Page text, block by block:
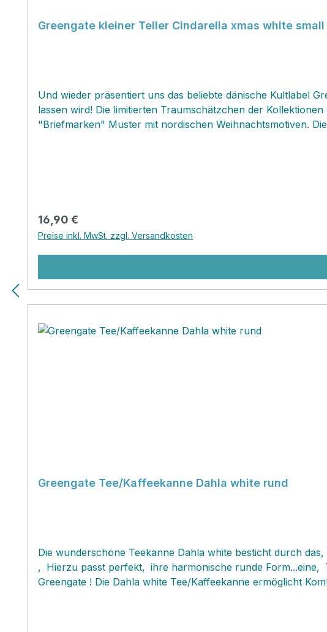
Greengate kleiner Teller Cindarella xmas white
Und wieder präsentiert uns das beliebte dänische Kultlabel
lassen wird! Die limitierten Traumschätzchen der
"Briefmarken" Muster mit nordischen Weihnachtsmotiven.
Regulärer Preis:
16,90 €
Preise inkl. MwSt. zzgl. Versandkosten
Greengate Tee/Kaffeekanne Dahla white rund
Die wunderschöne Teekanne Dahla white besticht durch
‚ Hierzu passt perfekt‚ ihre harmonische runde
Greengate ! Die Dahla white Tee/Kaffeekanne ermöglicht